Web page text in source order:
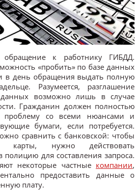
к работнику ГИБДД.
«пробить» по базе данных
в день обращения выдать полную
Разумеется, разглашение
возможно лишь в случае
Гражданин должен полностью
проблему со всеми нюансами и
бумаги, если потребуется.
сравнить с банковской: чтобы
карты, нужно действовать
полицию для составления запроса.
некоторые частные компании,
предоставить данные о
плату.